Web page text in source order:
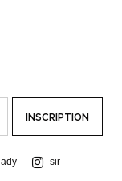
lady sir